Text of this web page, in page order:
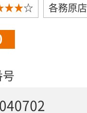
☆ 各務原店
号